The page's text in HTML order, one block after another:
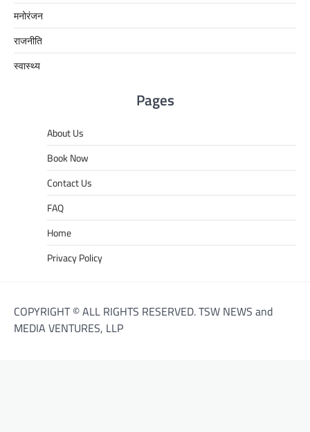
मनोरंजन
राजनीति
स्वास्थ्य
Pages
About Us
Book Now
Contact Us
FAQ
Home
Privacy Policy
COPYRIGHT © ALL RIGHTS RESERVED. TSW NEWS and
MEDIA VENTURES, LLP